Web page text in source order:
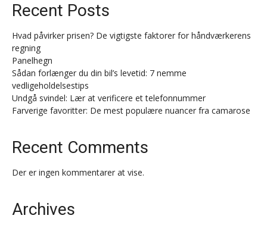
Recent Posts
Hvad påvirker prisen? De vigtigste faktorer for håndværkerens
regning
Panelhegn
Sådan forlænger du din bil’s levetid: 7 nemme
vedligeholdelsestips
Undgå svindel: Lær at verificere et telefonnummer
Farverige favoritter: De mest populære nuancer fra camarose
Recent Comments
Der er ingen kommentarer at vise.
Archives